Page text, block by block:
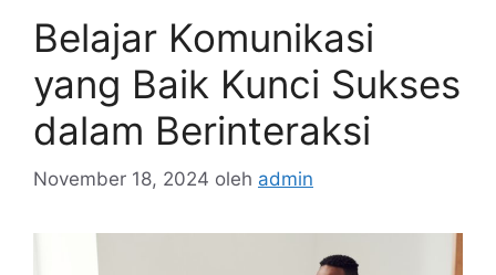
Belajar Komunikasi
yang Baik Kunci Sukses
dalam Berinteraksi
November 18, 2024 oleh admin